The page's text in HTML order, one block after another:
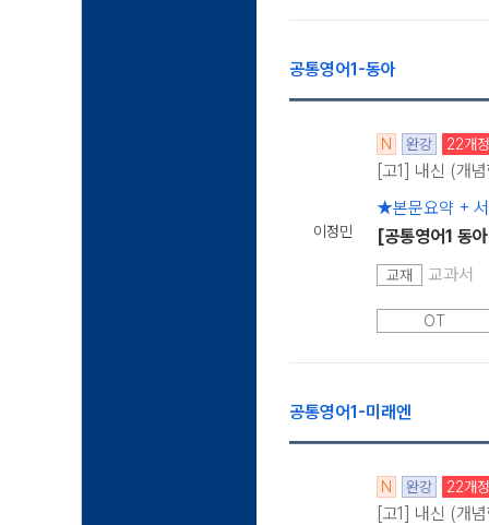
공통영어1-동아
이정민
N 완강 22개정
[고1] 내신 (개
★본문요약 +
[공통영어1 동
교재 교과서
OT
공통영어1-미래엔
N 완강 22개정
[고1] 내신 (개